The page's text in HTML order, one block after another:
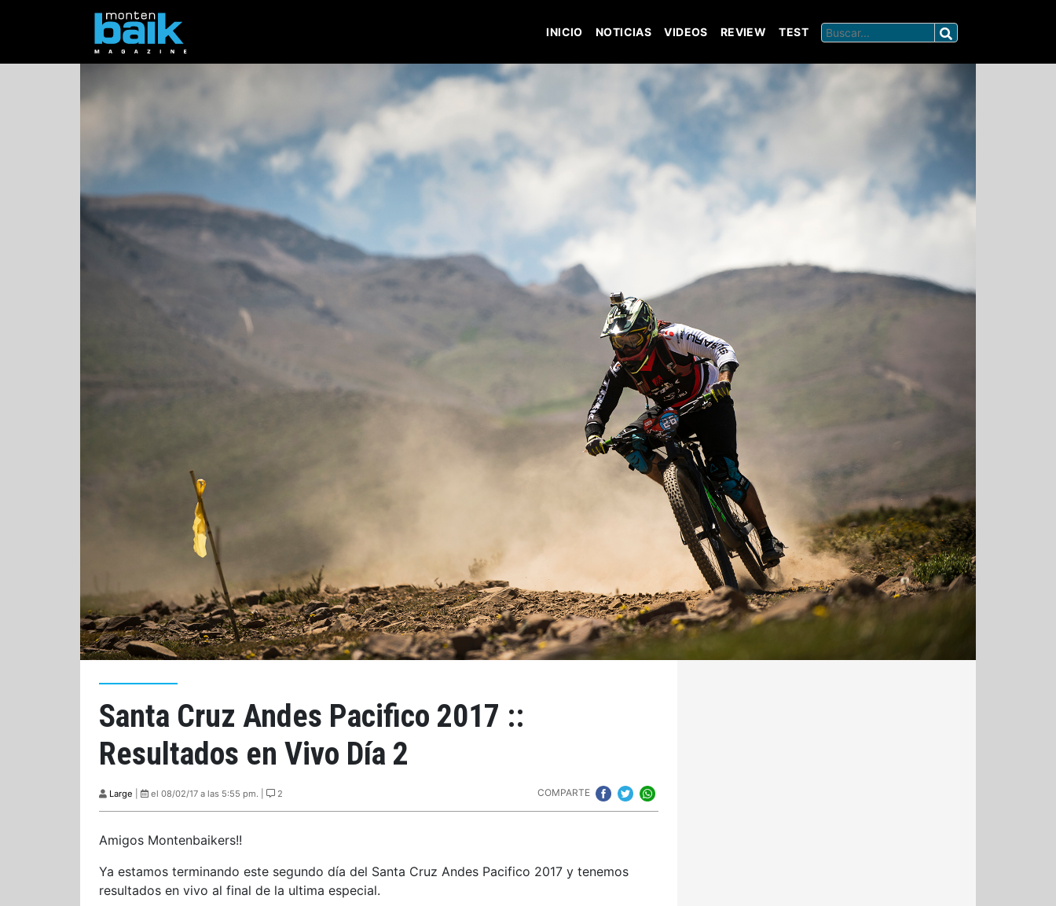
INICIO NOTICIAS VIDEOS REVIEW TEST
Santa Cruz Andes Pacifico 2017 ::
Resultados en Vivo Día 2
Large el 08/02/17 a las 5:55 pm. | 2 COMPARTE
Amigos Montenbaikers!!
Ya estamos terminando este segundo día del Santa Cruz Andes Pacifico 2017 y tenemos
resultados en vivo al final de la ultima especial.